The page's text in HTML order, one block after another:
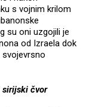
s vojnim krilom
su oni uzgojili je
od Izraela dok
svojevrsno
sirijski čvor